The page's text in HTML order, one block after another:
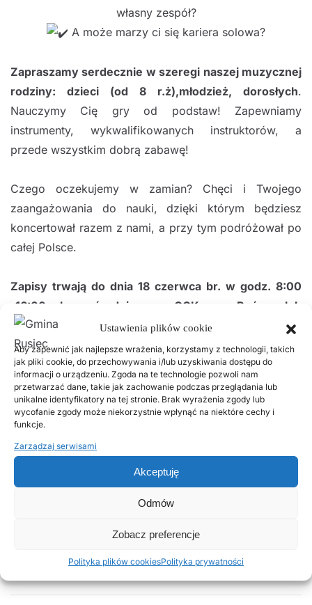
Ustawienia plików cookie
Aby zapewnić jak najlepsze wrażenia, korzystamy z technologii, takich
jak pliki cookie, do przechowywania i/lub uzyskiwania dostępu do
informacji o urządzeniu. Zgoda na te technologie pozwoli nam
przetwarzać dane, takie jak zachowanie podczas przeglądania lub
unikalne identyfikatory na tej stronie. Brak wyrażenia zgody lub
wycofanie zgody może niekorzystnie wpłynąć na niektóre cechy i
funkcje.
Zarządzaj serwisami
Akceptuję
Odmów
Zobacz preferencje
Polityka plików cookiesPolityka prywatności
własny zespół?
A może marzy ci się kariera solowa?
Zapraszamy serdecznie w szeregi naszej muzycznej
rodziny:
dzieci (od 8 r.ż),młodzież, dorosłych.
Nauczymy Cię gry od podstaw! Zapewniamy
instrumenty, wykwalifikowanych instruktorów, a
przede wszystkim dobrą zabawę!
Czego oczekujemy w zamian?
Chęci i Twojego
zaangażowania do nauki, dzięki którym będziesz
koncertował razem z nami, a przy tym podróżował po
całej Polsce.
Zapisy trwają do dnia 18 czerwca br. w godz. 8:00
-16:00 bezpośrednio w GOK w Ruścu lub
telefonicznie pod nr 43 67 66 125.
Poprzednie Następne
Popularne wpisy
18 LISTOPADA, 2025
Harmonogram odbioru odpadów
komunalnych w 2026 roku
PSZOK Rusiec – godziny otwarcia, lokalizacja i